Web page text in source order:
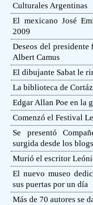
Culturales Argentinas
El mexicano José
2009
Deseos del presidente
Albert Camus
El dibujante Sabat le
La biblioteca de
Edgar Allan Poe en la
Comenzó el Festival
Se presentó
surgida desde los
Murió el escritor
El nuevo museo
sus puertas por un día
Más de 70 autores se